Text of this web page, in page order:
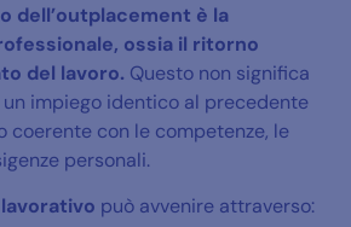
dell’outplacement è la
ossia il ritorno
del lavoro. Questo non significa
impiego identico al precedente
coerente con le competenze, le
personali.
può avvenire attraverso: